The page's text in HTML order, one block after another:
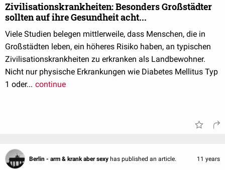
Zivilisationskrankheiten: Besonders Großstädter
sollten auf ihre Gesundheit acht...
Viele Studien belegen mittlerweile, dass Menschen, die in
Großstädten leben, ein höheres Risiko haben, an typischen
Zivilisationskrankheiten zu erkranken als Landbewohner.
Nicht nur physische Erkrankungen wie Diabetes Mellitus Typ
1 oder... continue
Berlin - arm & krank aber sexy has published an article. 11 years